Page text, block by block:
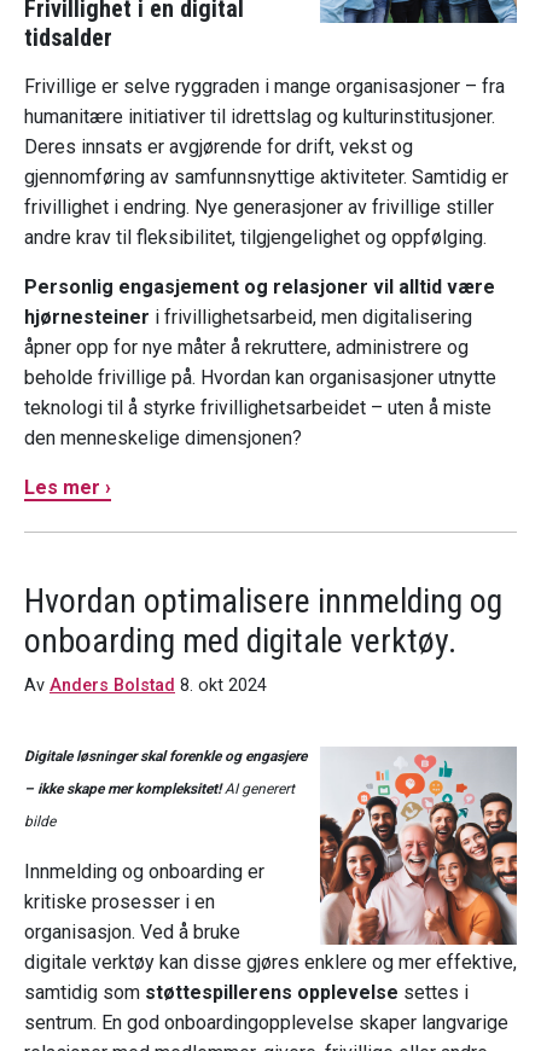
Frivillighet i en digital
tidsalder
Frivillige er selve ryggraden i mange organisasjoner – fra
humanitære initiativer til idrettslag og kulturinstitusjoner.
Deres innsats er avgjørende for drift, vekst og
gjennomføring av samfunnsnyttige aktiviteter. Samtidig er
frivillighet i endring. Nye generasjoner av frivillige stiller
andre krav til fleksibilitet, tilgjengelighet og oppfølging.
Personlig engasjement og relasjoner vil alltid være
hjørnesteiner i frivillighetsarbeid, men digitalisering
åpner opp for nye måter å rekruttere, administrere og
beholde frivillige på. Hvordan kan organisasjoner utnytte
teknologi til å styrke frivillighetsarbeidet – uten å miste
den menneskelige dimensjonen?
Les mer ›
Hvordan optimalisere innmelding og
onboarding med digitale verktøy.
Av Anders Bolstad 8. okt 2024
Digitale løsninger skal forenkle og engasjere
– ikke skape mer kompleksitet!AI generert
bilde
Innmelding og onboarding er
kritiske prosesser i en
organisasjon. Ved å bruke
digitale verktøy kan disse gjøres enklere og mer effektive,
samtidig som støttespillerens opplevelse settes i
sentrum. En god onboardingopplevelse skaper langvarige